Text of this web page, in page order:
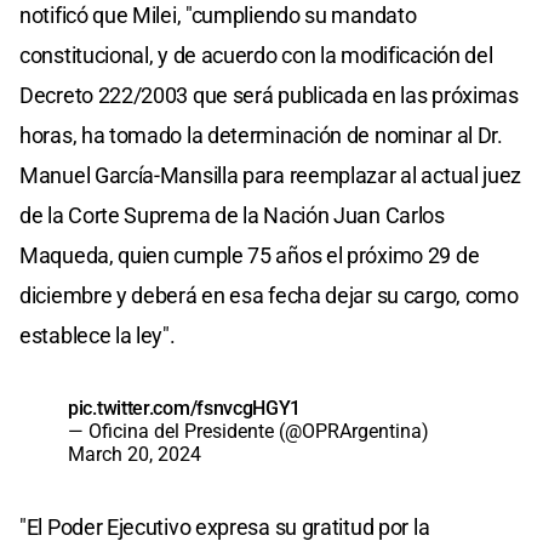
notificó que Milei, "cumpliendo su mandato
constitucional, y de acuerdo con la modificación del
Decreto 222/2003 que será publicada en las próximas
horas, ha tomado la determinación de nominar al Dr.
Manuel García-Mansilla para reemplazar al actual juez
de la Corte Suprema de la Nación Juan Carlos
Maqueda, quien cumple 75 años el próximo 29 de
diciembre y deberá en esa fecha dejar su cargo, como
establece la ley".
pic.twitter.com/fsnvcgHGY1
— Oficina del Presidente (@OPRArgentina)
March 20, 2024
"El Poder Ejecutivo expresa su gratitud por la